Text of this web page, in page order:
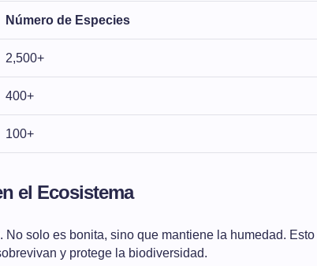
Número de Especies
2,500+
400+
100+
el Ecosistema
No solo es bonita, sino que mantiene la humedad. Esto
y protege la biodiversidad.